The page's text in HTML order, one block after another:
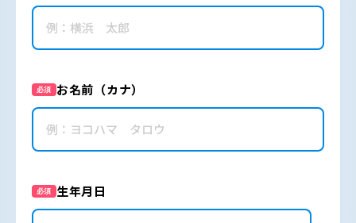
必須 お名前（カナ）
必須 生年月日